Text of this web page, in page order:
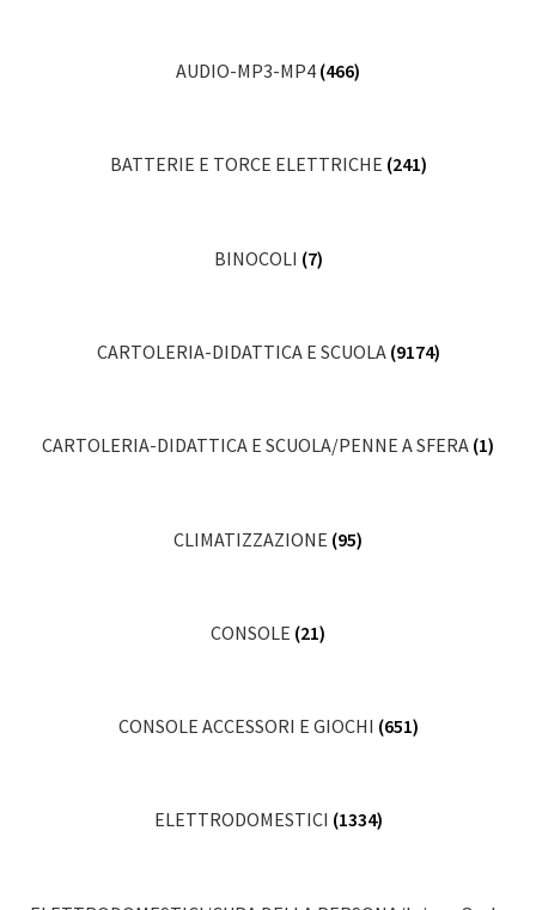
AUDIO-MP3-MP4 (466)
BATTERIE E TORCE ELETTRICHE (241)
BINOCOLI (7)
CARTOLERIA-DIDATTICA E SCUOLA (9174)
CARTOLERIA-DIDATTICA E SCUOLA/PENNE A SFERA (1)
CLIMATIZZAZIONE (95)
CONSOLE (21)
CONSOLE ACCESSORI E GIOCHI (651)
ELETTRODOMESTICI (1334)